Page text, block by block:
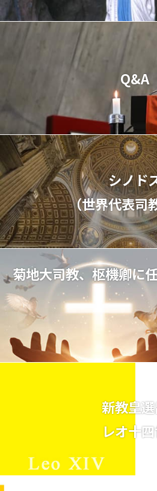
Q&A
シノド
（世界代表司
菊地大司教、枢機卿に
新教皇
レオ十